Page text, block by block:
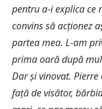
pentru a-i explica ce
convins să acționez
partea mea. L-am
prima oară după
Dar și vinovat.
față de visător,